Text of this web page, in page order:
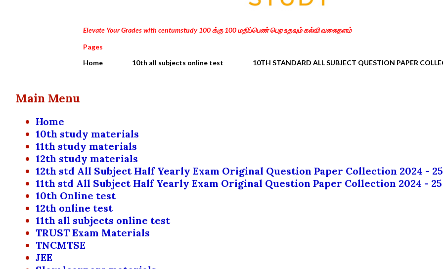
Elevate Your Grades with centumstudy 100 க்கு 100 மதிப்பெண் பெற உதவும் கல்வி வலைதளம்
Pages
Home
10th all subjects online test 10TH STANDARD ALL SUBJECT QUESTION PAPER
Main Menu
Home
10th study materials
11th study materials
12th study materials
12th std All Subject Half Yearly Exam Original Question Paper Collection 2024 - 25
11th std All Subject Half Yearly Exam Original Question Paper Collection 2024 - 25
10th Online test
12th online test
11th all subjects online test
TRUST Exam Materials
TNCMTSE
JEE